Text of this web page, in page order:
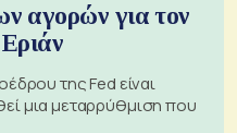
αγορών για τον
της Fed είναι
μια μεταρρύθμιση που